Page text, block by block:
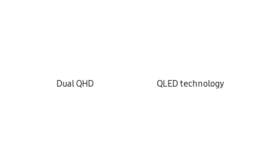
Dual QHD QLED technology